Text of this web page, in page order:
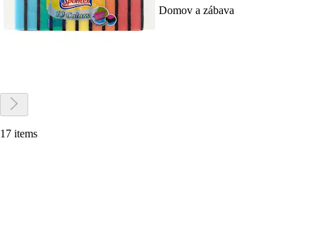
Domov a zábava
17 items